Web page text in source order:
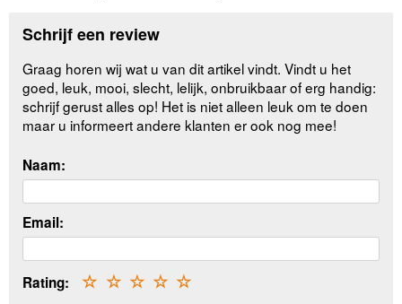
Schrijf een review
Graag horen wij wat u van dit artikel vindt. Vindt u het
goed, leuk, mooi, slecht, lelijk, onbruikbaar of erg handig:
schrijf gerust alles op! Het is niet alleen leuk om te doen
maar u informeert andere klanten er ook nog mee!
Naam:
Email:
Rating: ☆
☆
☆
☆
☆